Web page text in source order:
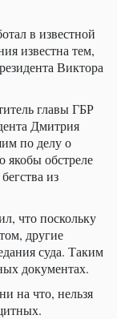
в известной
известна тем,
Виктора
главы ГБР
Дмитрия
по делу о
якобы обстреле
из
что поскольку
другие
суда. Таким
документах.
на что, нельзя